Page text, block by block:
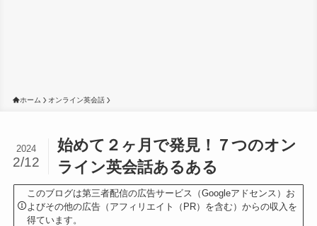
ホーム オンライン英会話
始めて２ヶ月で発見！７つのオン
ライン英会話あるある
2024
2/12
このブログは第三者配信の広告サービス（Googleアドセンス）お
よびその他の広告（アフィリエイト（PR）を含む）からの収入を
得ています。